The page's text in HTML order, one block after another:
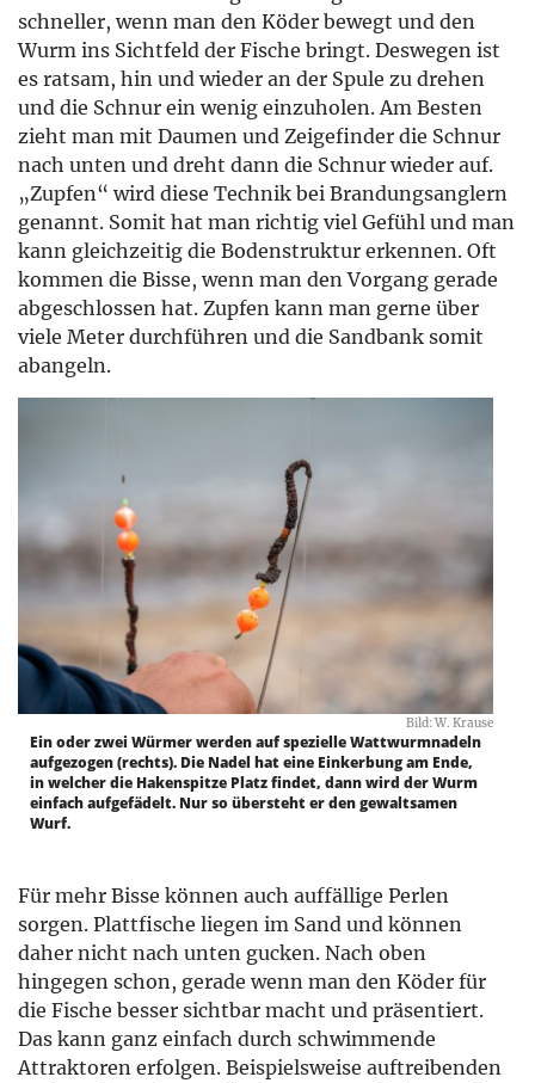
schneller, wenn man den Köder bewegt und den
Wurm ins Sichtfeld der Fische bringt. Deswegen ist
es ratsam, hin und wieder an der Spule zu drehen
und die Schnur ein wenig einzuholen. Am Besten
zieht man mit Daumen und Zeigefinder die Schnur
nach unten und dreht dann die Schnur wieder auf.
„Zupfen“ wird diese Technik bei Brandungsanglern
genannt. Somit hat man richtig viel Gefühl und man
kann gleichzeitig die Bodenstruktur erkennen. Oft
kommen die Bisse, wenn man den Vorgang gerade
abgeschlossen hat. Zupfen kann man gerne über
viele Meter durchführen und die Sandbank somit
abangeln.
Bild: W. Krause
Ein oder zwei Würmer werden auf spezielle Wattwurmnadeln
aufgezogen (rechts). Die Nadel hat eine Einkerbung am Ende,
in welcher die Hakenspitze Platz findet, dann wird der Wurm
einfach aufgefädelt. Nur so übersteht er den gewaltsamen
Wurf.
Für mehr Bisse können auch auffällige Perlen
sorgen. Plattfische liegen im Sand und können
daher nicht nach unten gucken. Nach oben
hingegen schon, gerade wenn man den Köder für
die Fische besser sichtbar macht und präsentiert.
Das kann ganz einfach durch schwimmende
Attraktoren erfolgen. Beispielsweise auftreibenden